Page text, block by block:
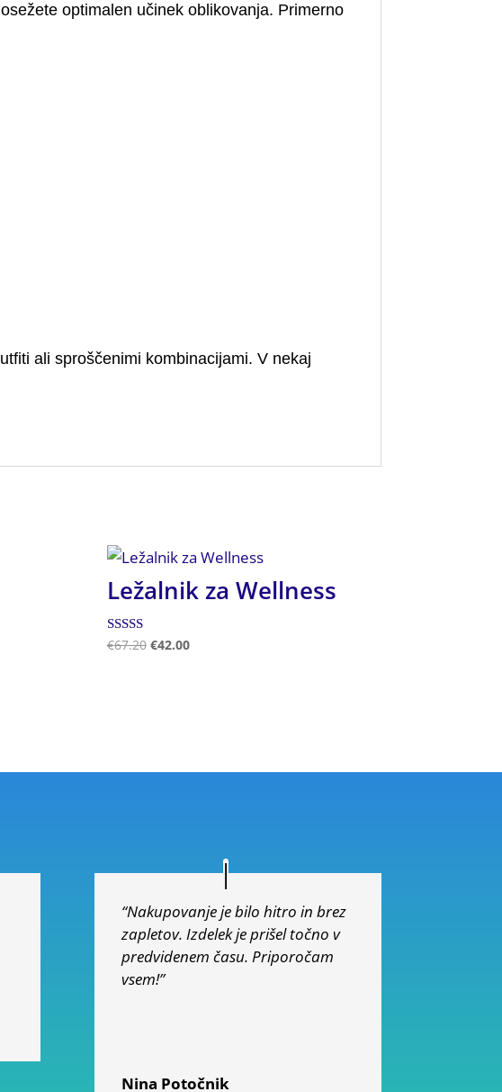
optimalen učinek oblikovanja. Primerno
ali sproščenimi kombinacijami. V nekaj
Ležalnik za Wellness
Ocenjeno
€67.20 €42.00
“Nakupovanje je bilo hitro in brez
zapletov. Izdelek je prišel točno v
predvidenem času. Priporočam
vsem!”
Nina Potočnik